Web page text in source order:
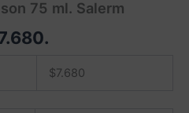
75 ml. Salerm
.
$7.680